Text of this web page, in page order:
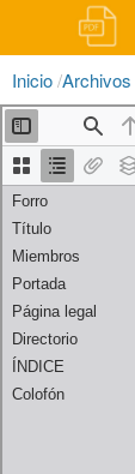
Inicio/Archivos